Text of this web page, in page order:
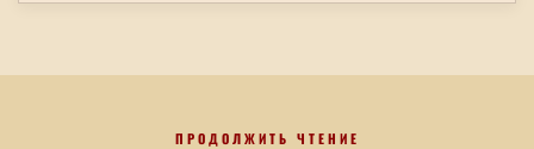
ПРОДОЛЖИТЬ ЧТЕНИЕ